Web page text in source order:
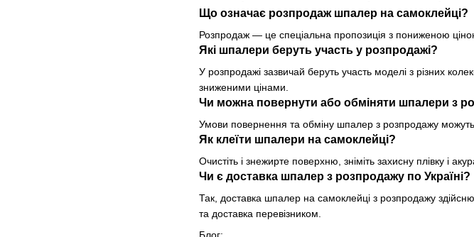
Що означає розпродаж шпалер на самоклейці?
Розпродаж — це спеціальна пропозиція з пониженою
Які шпалери беруть участь у розпродажі?
У розпродажі зазвичай беруть участь моделі з різних
зниженими цінами.
Чи можна повернути або обміняти шпалери з
Умови повернення та обміну шпалер з розпродажу
Як клеїти шпалери на самоклейці?
Очистіть і знежирте поверхню, зніміть захисну плівку і
Чи є доставка шпалер з розпродажу по Україні?
Так, доставка шпалер на самоклейці з розпродажу
та доставка перевізником.